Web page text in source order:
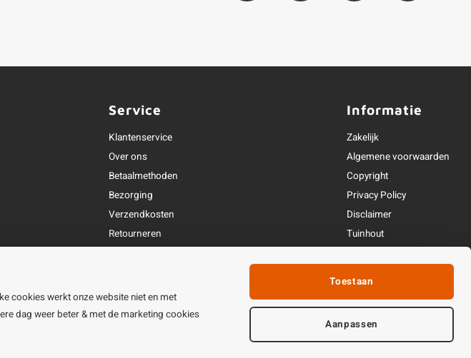
Service
Klantenservice
Over ons
Betaalmethoden
Bezorging
Verzendkosten
Retourneren
Openingstijden & contact
Informatie
Zakelijk
Algemene voorwaarden
Copyright
Privacy Policy
Disclaimer
Tuinhout
cookies werkt onze website niet en met
dag weer beter & met de marketing cookies
Toestaan
Aanpassen